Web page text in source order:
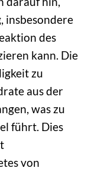
insbesondere
des
kann. Die
zu
aus der
was zu
führt. Dies
von